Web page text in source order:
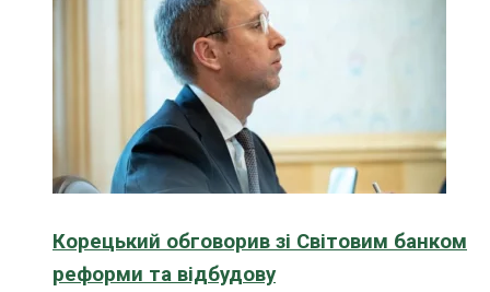
Корецький обговорив зі Світовим банком
реформи та відбудову